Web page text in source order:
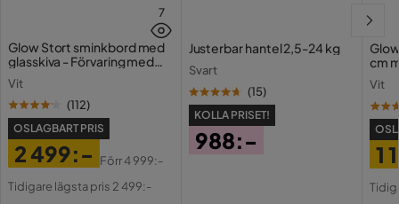
7
Glow Stort sminkbord med
glasskiva - Förvaring med
Vit
(112)
OSLAGBART PRIS
Pris
2 499:-
Original
Förr4 999:-
Tidigare lägsta pris 2 499:-
Justerbar hantel 2,5-24 kg
Svart
(15)
KOLLA PRISET!
988:-
cm
Vit
1